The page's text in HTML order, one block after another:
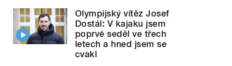
Olympijský vítěz Josef
Dostál: V kajaku jsem
poprvé seděl ve třech
letech a hned jsem se
cvakl